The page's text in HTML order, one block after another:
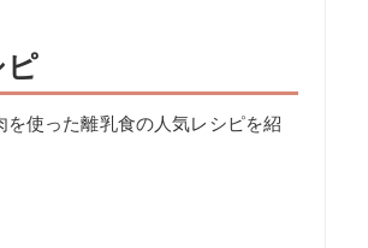
ピ
使った離乳食の人気レシピを紹